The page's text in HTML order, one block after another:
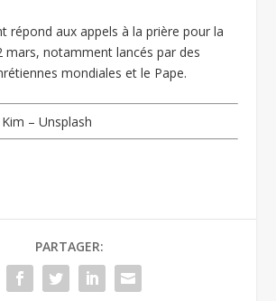
répond aux appels à la prière pour la
mars, notamment lancés par des
mondiales et le Pape.
– Unsplash
PARTAGER: